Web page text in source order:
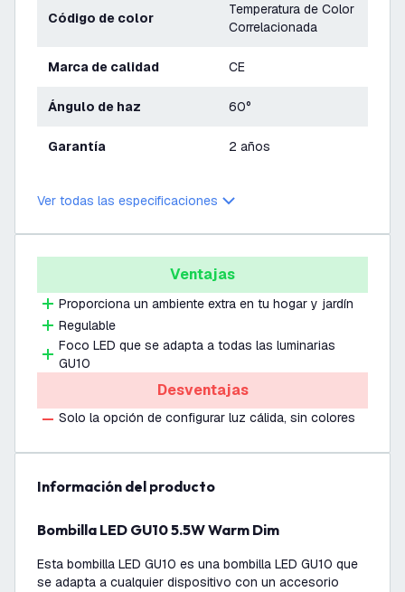
Código de color
Temperatura de Color
Correlacionada
Marca de calidad CE
Ángulo de haz 60°
Garantía 2 años
Ver todas las especificaciones
Ventajas
Proporciona un ambiente extra en tu hogar y jardín
Regulable
Foco LED que se adapta a todas las luminarias
GU10
Desventajas
Solo la opción de configurar luz cálida, sin colores
información del producto
Bombilla LED GU10 5.5W Warm Dim
Esta bombilla LED GU10 es una bombilla LED GU10 que
se adapta a cualquier dispositivo con un accesorio